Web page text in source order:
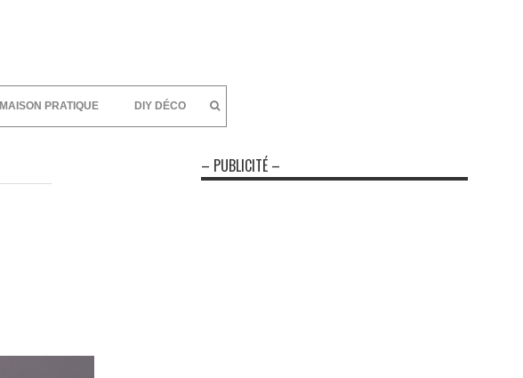
MAISON PRATIQUE DIY DÉCO
– PUBLICITÉ –